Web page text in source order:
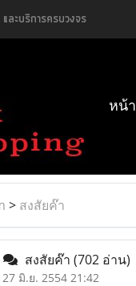
ละบริการครบวงจร
หน้
> สงสัยค๊า
สงสัยค๊า (702 อ่าน)
27 มิ.ย. 2554 21:42